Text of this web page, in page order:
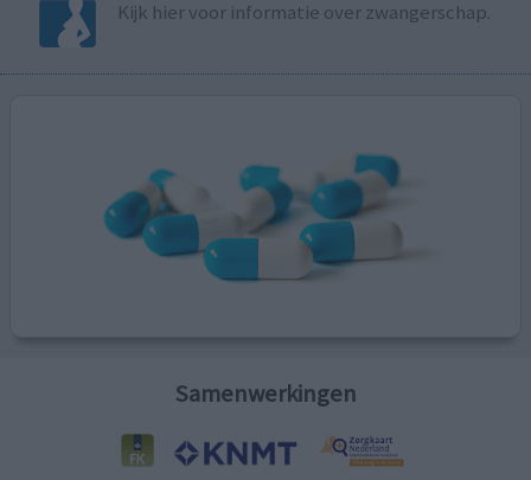
Kijk hier voor informatie over zwangerschap.
Samenwerkingen